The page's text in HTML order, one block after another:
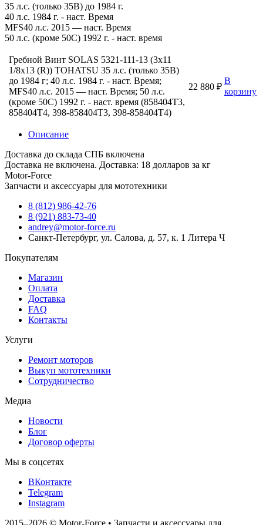
35 л.с. (только 35B) до 1984 г.
40 л.с. 1984 г. - наст. Время
MFS40 л.с. 2015 — наст. Время
50 л.с. (кроме 50C) 1992 г. - наст. время
Гребной Винт SOLAS 5321-111-13 (3x11
1/8x13 (R)) TOHATSU 35 л.с. (только 35B)
до 1984 г; 40 л.с. 1984 г. - наст. Время;
MFS40 л.с. 2015 — наст. Время; 50 л.с.
(кроме 50C) 1992 г. - наст. время (858404T3,
858404T4, 398-858404T3, 398-858404T4)
22 880 ₽
В
корзину
Описание
Доставка до склада СПБ включена
Доставка не включена. Доставка: 18 долларов за кг
Motor-Force
Запчасти и аксессуары для мототехники
8 (812) 986-42-76
8 (921) 883-73-40
andrey@motor-force.ru
Санкт-Петербург, ул. Салова, д. 57, к. 1 Литера Ч
Покупателям
Магазин
Оплата
Доставка
FAQ
Контакты
Услуги
Ремонт моторов
Выкуп мототехники
Сотрудничество
Медиа
Новости
Блог
Договор оферты
Мы в соцсетях
ВКонтакте
Telegram
Instagram
2015–2026 © Motor‑Force • Запчасти и аксессуары для